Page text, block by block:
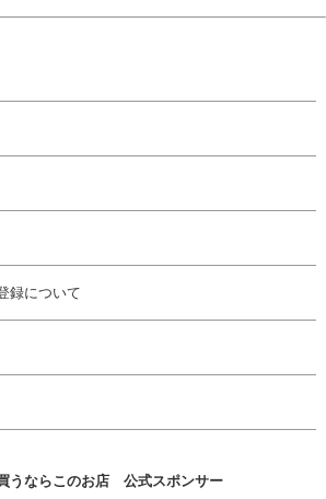
録について
うならこのお店 公式スポンサー